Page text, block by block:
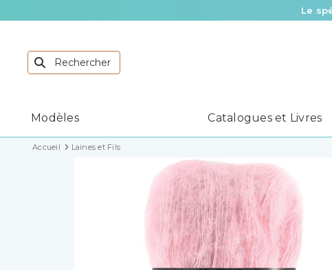
Le
Modèles Catalogues et Livres
Accueil Laines et Fils